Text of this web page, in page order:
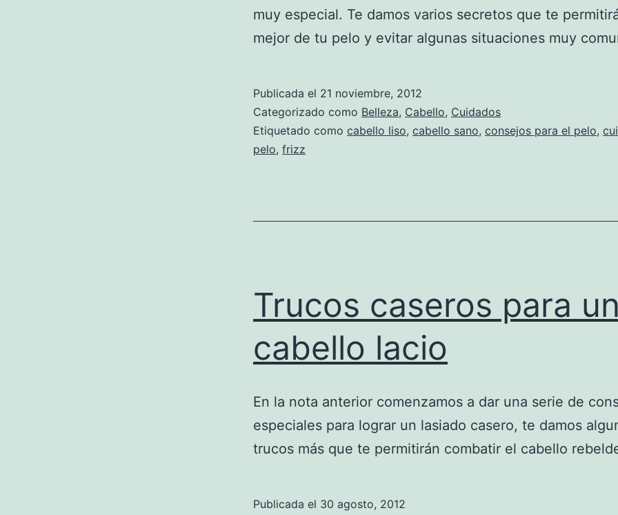
muy especial. Te damos varios secretos que te
mejor de tu pelo y evitar algunas situaciones muy
Publicada el 21 noviembre, 2012
Categorizado como Belleza, Cabello, Cuidados
Etiquetado como cabello liso, cabello sano, consejos para el pelo,
pelo, frizz
Trucos caseros para un
cabello lacio
En la nota anterior comenzamos a dar una serie de
especiales para lograr un lasiado casero, te damos
trucos más que te permitirán combatir el cabello
Publicada el 30 agosto, 2012